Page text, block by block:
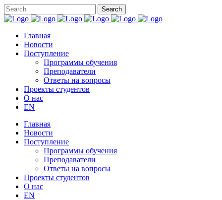
Главная
Новости
Поступление
Программы обучения
Преподаватели
Ответы на вопросы
Проекты студентов
О нас
EN
Главная
Новости
Поступление
Программы обучения
Преподаватели
Ответы на вопросы
Проекты студентов
О нас
EN